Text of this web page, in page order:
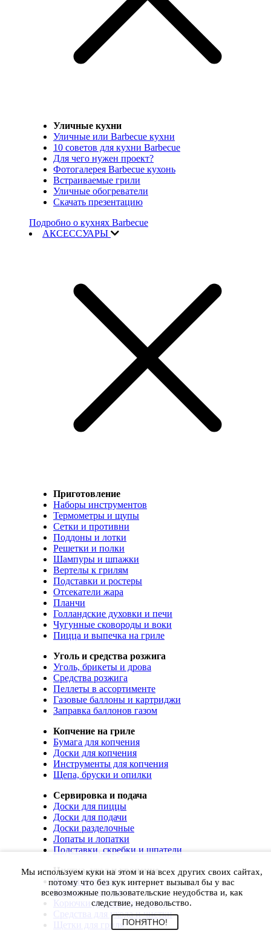
Уличные кухни
Уличные или Barbecue кухни
10 советов для кухни Barbecue
Для чего нужен проект?
Фотогалерея Barbecue кухонь
Встраиваемые грили
Уличные обогреватели
Скачать презентацию
Подробно о кухнях Barbecue
АКСЕССУАРЫ
Приготовление
Наборы инструментов
Термометры и щупы
Сетки и противни
Поддоны и лотки
Решетки и полки
Шампуры и шпажки
Вертелы к грилям
Подставки и ростеры
Отсекатели жара
Планчи
Голландские духовки и печи
Чугунные сковороды и воки
Пицца и выпечка на гриле
Уголь и средства розжига
Уголь, брикеты и дрова
Средства розжига
Пеллеты в ассортименте
Газовые баллоны и картриджи
Заправка баллонов газом
Копчение на гриле
Бумага для копчения
Доски для копчения
Инструменты для копчения
Щепа, бруски и опилки
Сервировка и подача
Доски для пиццы
Доски для подачи
Доски разделочные
Лопаты и лопатки
Подставки, скребки и шпатели
Чистка, уход и хранение
Чехлы и сумки
Коврики для гриля
Корючки для инструментов
Средства для ухода и чистки
Щетки для гриля
Мы используем куки на этом и на всех других своих сайтах,
потому что без кук интернет вызывал бы у вас
всевозможные пользовательские неудобства и, как
следствие, недовольство.
ПОНЯТНО!